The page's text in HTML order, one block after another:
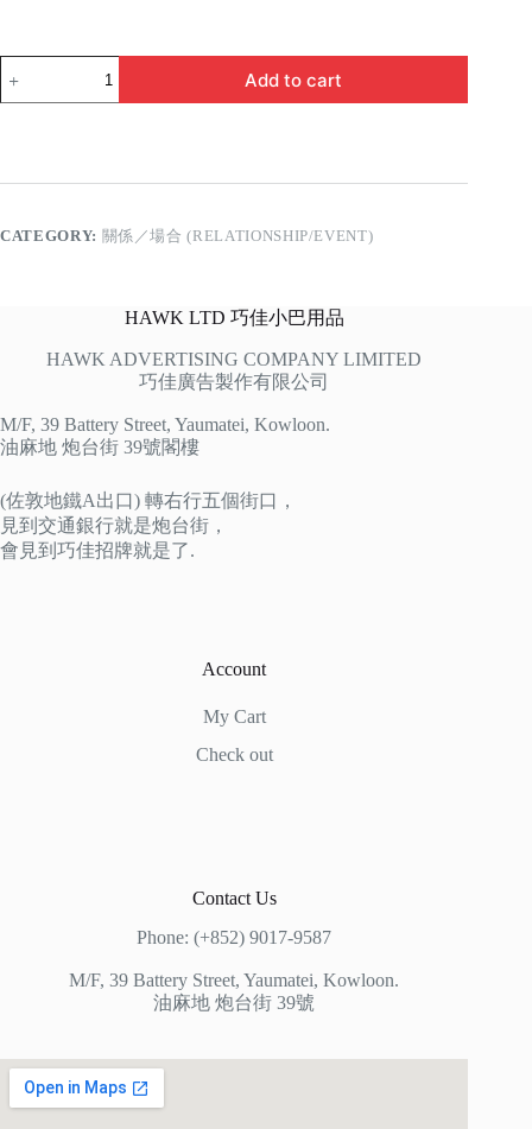
佳
Add to cart
CATEGORY: 關係／場合 (RELATIONSHIP/EVENT)
HAWK LTD 巧佳小巴用品
HAWK ADVERTISING COMPANY LIMITED
巧佳廣告製作有限公司
M/F, 39 Battery Street, Yaumatei, Kowloon.
油麻地 炮台街 39號閣樓
(佐敦地鐵A出口) 轉右行五個街口，
見到交通銀行就是炮台街，
會見到巧佳招牌就是了.
Account
My Cart
Check out
Contact Us
Phone: (+852) 9017-9587
M/F, 39 Battery Street, Yaumatei, Kowloon.
油麻地 炮台街 39號